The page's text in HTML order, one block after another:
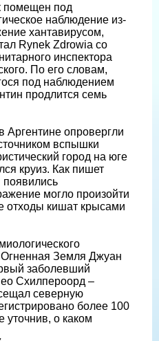
помещен под
наблюдение из-
хантавирусом,
Rynek Zdrowia со
инспектора
По его словам,
под наблюдением
продлится семь
Аргентине опровергли
вспышки
город на юге
круиз. Как пишет
могло произойти
отходы кишат крысами
Земля Джуан
заболевший
Схилпероорд –
северную
более 100
уточнив, о каком